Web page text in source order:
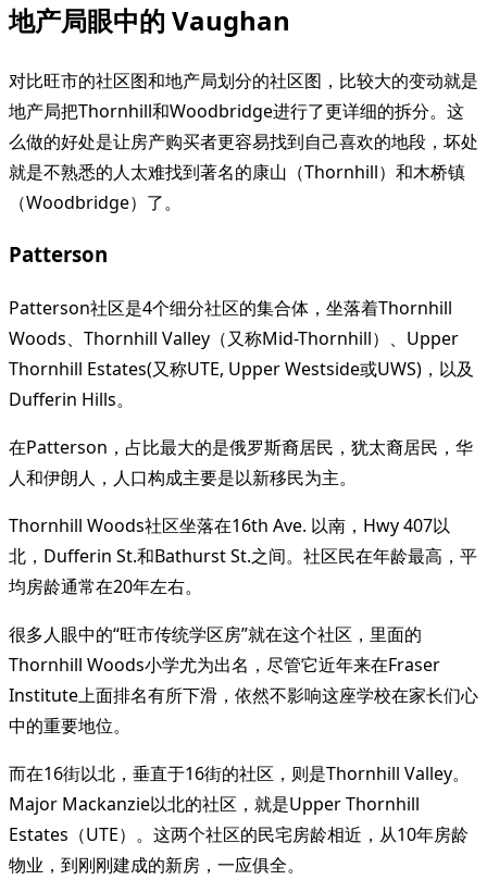
地产局眼中的 Vaughan
对比旺市的社区图和地产局划分的社区图，比较大的变动就是
地产局把Thornhill和Woodbridge进行了更详细的拆分。这
么做的好处是让房产购买者更容易找到自己喜欢的地段，坏处
就是不熟悉的人太难找到著名的康山（Thornhill）和木桥镇
（Woodbridge）了。
Patterson
Patterson社区是4个细分社区的集合体，坐落着Thornhill
Woods、Thornhill Valley（又称Mid-Thornhill）、Upper
Thornhill Estates(又称UTE, Upper Westside或UWS)，以及
Dufferin Hills。
在Patterson，占比最大的是俄罗斯裔居民，犹太裔居民，华
人和伊朗人，人口构成主要是以新移民为主。
Thornhill Woods社区坐落在16th Ave. 以南，Hwy 407以
北，Dufferin St.和Bathurst St.之间。社区民在年龄最高，平
均房龄通常在20年左右。
很多人眼中的“旺市传统学区房”就在这个社区，里面的
Thornhill Woods小学尤为出名，尽管它近年来在Fraser
Institute上面排名有所下滑，依然不影响这座学校在家长们心
中的重要地位。
而在16街以北，垂直于16街的社区，则是Thornhill Valley。
Major Mackanzie以北的社区，就是Upper Thornhill
Estates（UTE）。这两个社区的民宅房龄相近，从10年房龄
物业，到刚刚建成的新房，一应俱全。